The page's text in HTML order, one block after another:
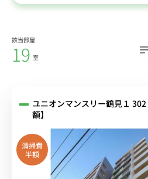
該当部屋
19 室
ユニオンマンスリー鶴見１
額】
清掃費
半額